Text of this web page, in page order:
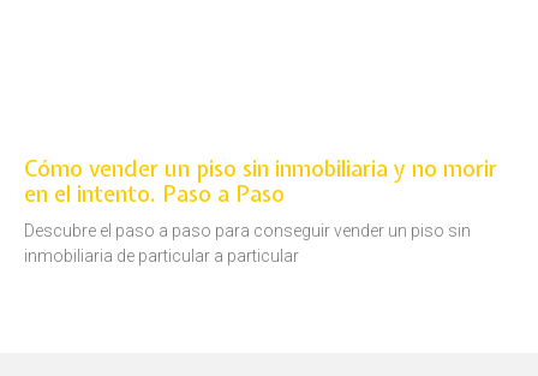
Cómo vender un piso sin inmobiliaria y no morir
en el intento. Paso a Paso
Descubre el paso a paso para conseguir vender un piso sin
inmobiliaria de particular a particular